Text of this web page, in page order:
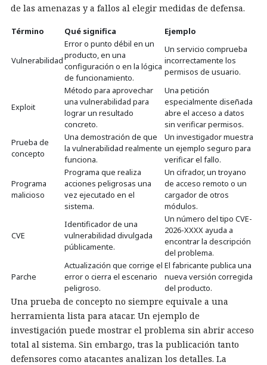
de las amenazas y a fallos al elegir medidas de defensa.
Término Qué significa Ejemplo
Vulnerabilidad
Error o punto débil en un
producto, en una
configuración o en la lógica
de funcionamiento.
Un servicio comprueba
incorrectamente los
permisos de usuario.
Exploit
Método para aprovechar
una vulnerabilidad para
lograr un resultado
concreto.
Una petición
especialmente diseñada
abre el acceso a datos
sin verificar permisos.
Prueba de
concepto
Una demostración de que
la vulnerabilidad realmente
funciona.
Un investigador muestra
un ejemplo seguro para
verificar el fallo.
Programa
malicioso
Programa que realiza
acciones peligrosas una
vez ejecutado en el
sistema.
Un cifrador, un troyano
de acceso remoto o un
cargador de otros
módulos.
CVE
Identificador de una
vulnerabilidad divulgada
públicamente.
Un número del tipo CVE-
2026-XXXX ayuda a
encontrar la descripción
del problema.
Parche
Actualización que corrige el
error o cierra el escenario
peligroso.
El fabricante publica una
nueva versión corregida
del producto.
Una prueba de concepto no siempre equivale a una
herramienta lista para atacar. Un ejemplo de
investigación puede mostrar el problema sin abrir acceso
total al sistema. Sin embargo, tras la publicación tanto
defensores como atacantes analizan los detalles. La